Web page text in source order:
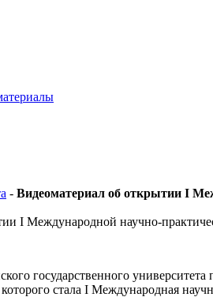
- Видеоматериал об открытии I
I Международной научно-
государственного
стала I Международная